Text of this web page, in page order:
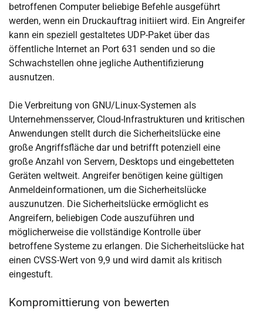
betroffenen Computer beliebige Befehle ausgeführt
werden, wenn ein Druckauftrag initiiert wird. Ein Angreifer
kann ein speziell gestaltetes UDP-Paket über das
öffentliche Internet an Port 631 senden und so die
Schwachstellen ohne jegliche Authentifizierung
ausnutzen.
Die Verbreitung von GNU/Linux-Systemen als
Unternehmensserver, Cloud-Infrastrukturen und kritischen
Anwendungen stellt durch die Sicherheitslücke eine
große Angriffsfläche dar und betrifft potenziell eine
große Anzahl von Servern, Desktops und eingebetteten
Geräten weltweit. Angreifer benötigen keine gültigen
Anmeldeinformationen, um die Sicherheitslücke
auszunutzen. Die Sicherheitslücke ermöglicht es
Angreifern, beliebigen Code auszuführen und
möglicherweise die vollständige Kontrolle über
betroffene Systeme zu erlangen. Die Sicherheitslücke hat
einen CVSS-Wert von 9,9 und wird damit als kritisch
eingestuft.
Kompromittierung von bewerten